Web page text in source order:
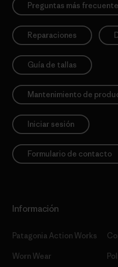
Preguntas más
Reparaciones
Guía de tallas
Mantenimiento de
Iniciar sesión
Formulario de contacto
Información
Patagonia Action Works
Worn Wear